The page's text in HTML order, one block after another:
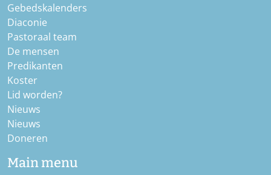
Gebedskalenders
Diaconie
Pastoraal team
De mensen
Predikanten
Koster
Lid worden?
Nieuws
Nieuws
Doneren
Main menu